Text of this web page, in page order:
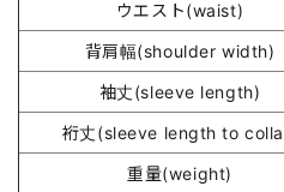
ウエスト(waist)
背肩幅(shoulder width)
袖丈(sleeve length)
裄丈(sleeve length to
重量(weight)